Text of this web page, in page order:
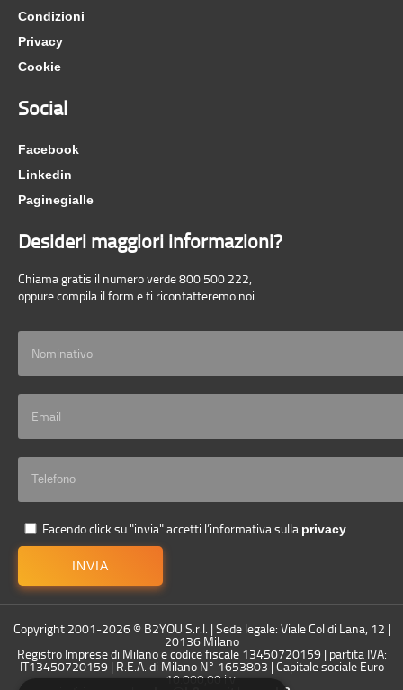
Condizioni
Privacy
Cookie
Social
Facebook
Linkedin
Paginegialle
Desideri maggiori informazioni?
Chiama gratis il numero verde 800 500 222,
oppure compila il form e ti ricontatteremo noi
Facendo click su "invia" accetti l’informativa sulla privacy.
INVIA
Copyright 2001-2026 © B2YOU S.r.l. | Sede legale: Viale Col di Lana, 12 |
20136 Milano
Registro Imprese di Milano e codice fiscale 13450720159 | partita IVA:
IT13450720159 | R.E.A. di Milano N° 1653803 | Capitale sociale Euro
10.000,00 i.v.